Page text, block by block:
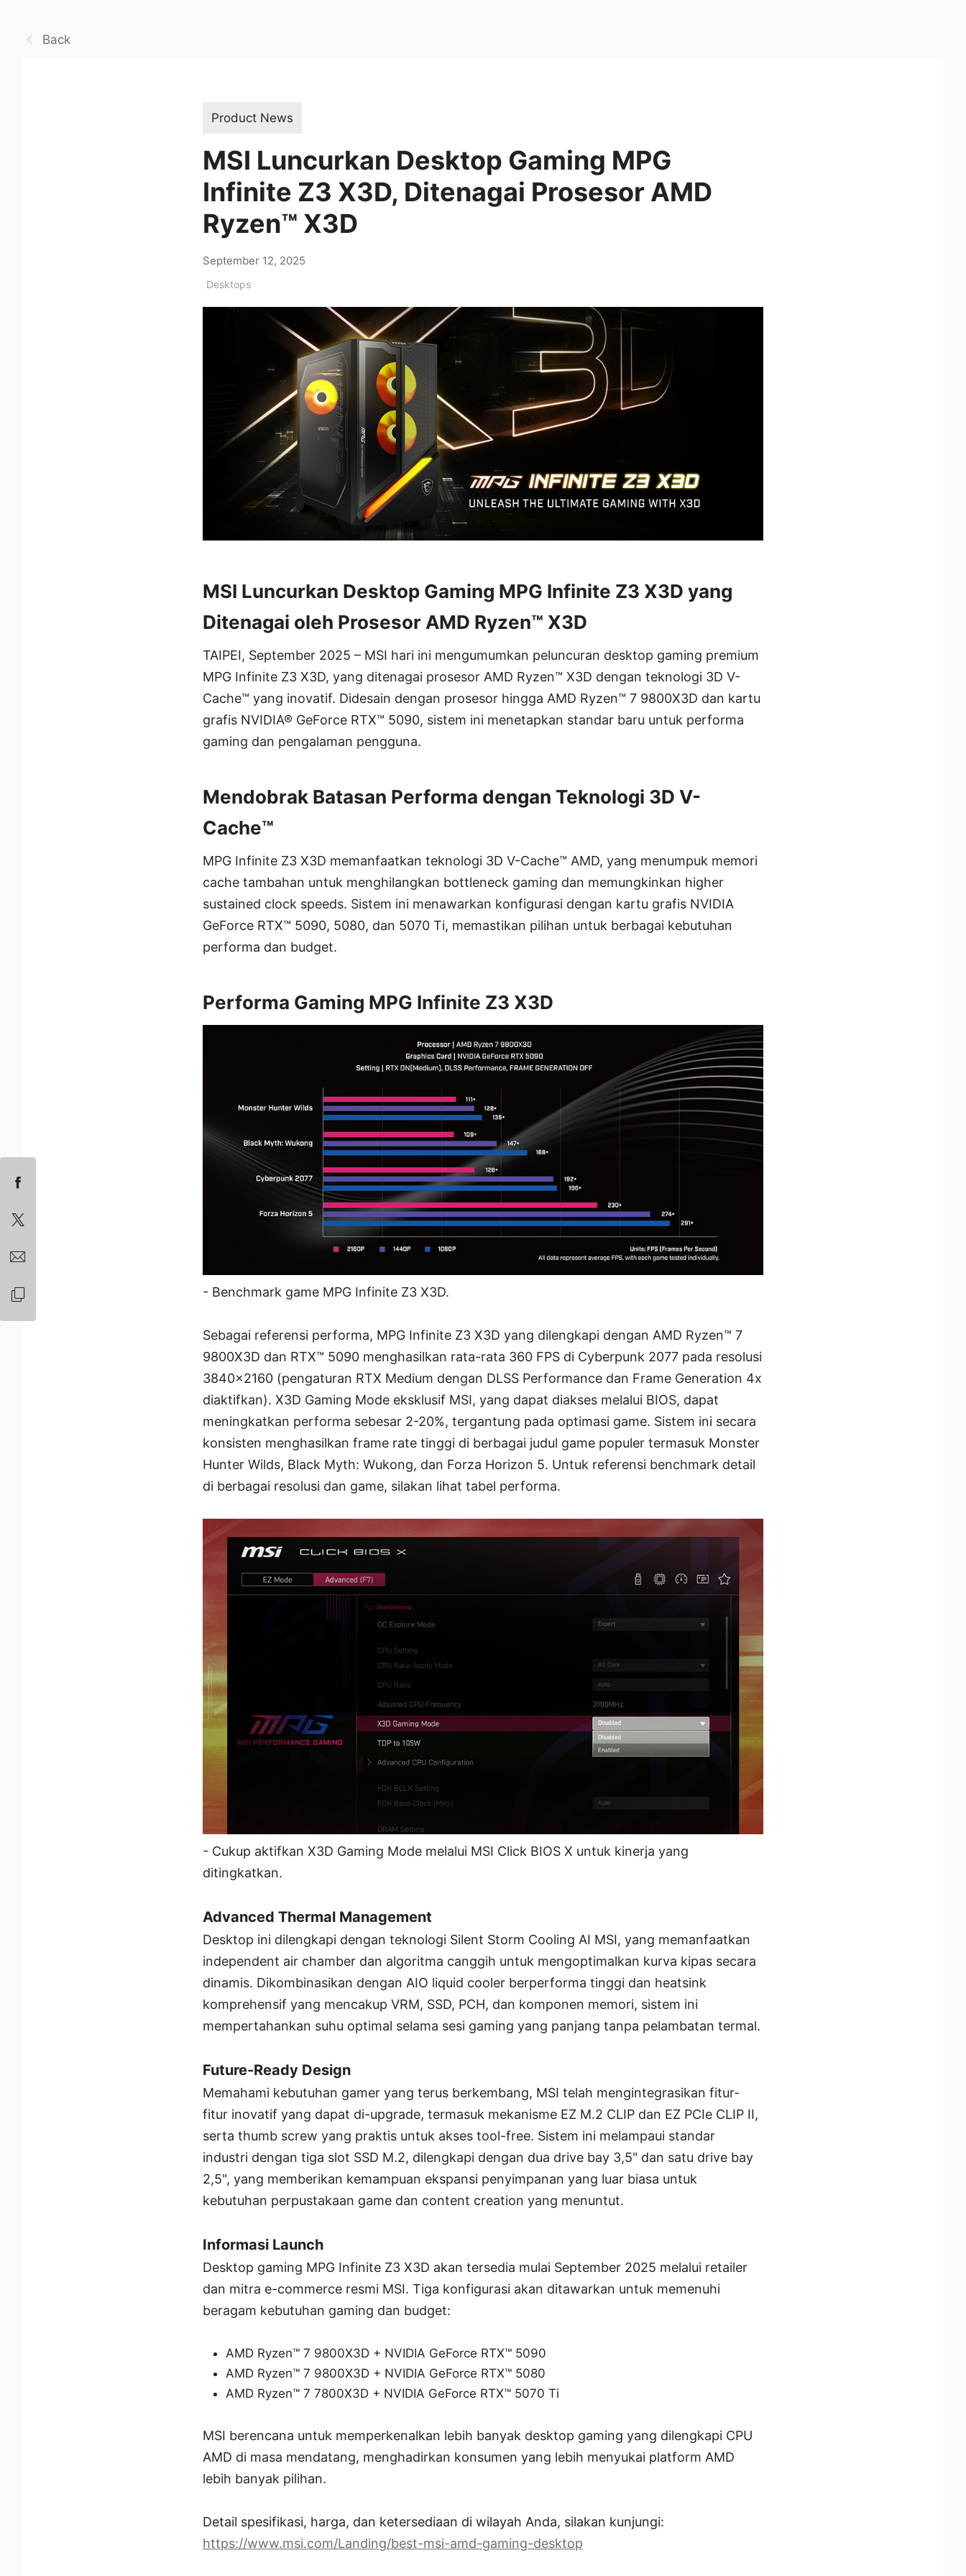
Back
Product News
MSI Luncurkan Desktop Gaming MPG
Infinite Z3 X3D, Ditenagai Prosesor AMD
Ryzen™ X3D
September 12, 2025
Desktops
MSI Luncurkan Desktop Gaming MPG Infinite Z3 X3D yang
Ditenagai oleh Prosesor AMD Ryzen™ X3D
TAIPEI, September 2025 – MSI hari ini mengumumkan peluncuran desktop gaming premium
MPG Infinite Z3 X3D, yang ditenagai prosesor AMD Ryzen™ X3D dengan teknologi 3D V-
Cache™ yang inovatif. Didesain dengan prosesor hingga AMD Ryzen™ 7 9800X3D dan kartu
grafis NVIDIA® GeForce RTX™ 5090, sistem ini menetapkan standar baru untuk performa
gaming dan pengalaman pengguna.
Mendobrak Batasan Performa dengan Teknologi 3D V-
Cache™
MPG Infinite Z3 X3D memanfaatkan teknologi 3D V-Cache™ AMD, yang menumpuk memori
cache tambahan untuk menghilangkan bottleneck gaming dan memungkinkan higher
sustained clock speeds. Sistem ini menawarkan konfigurasi dengan kartu grafis NVIDIA
GeForce RTX™ 5090, 5080, dan 5070 Ti, memastikan pilihan untuk berbagai kebutuhan
performa dan budget.
Performa Gaming MPG Infinite Z3 X3D
- Benchmark game MPG Infinite Z3 X3D.
Sebagai referensi performa, MPG Infinite Z3 X3D yang dilengkapi dengan AMD Ryzen™ 7
9800X3D dan RTX™ 5090 menghasilkan rata-rata 360 FPS di Cyberpunk 2077 pada resolusi
3840x2160 (pengaturan RTX Medium dengan DLSS Performance dan Frame Generation 4x
diaktifkan). X3D Gaming Mode eksklusif MSI, yang dapat diakses melalui BIOS, dapat
meningkatkan performa sebesar 2-20%, tergantung pada optimasi game. Sistem ini secara
konsisten menghasilkan frame rate tinggi di berbagai judul game populer termasuk Monster
Hunter Wilds, Black Myth: Wukong, dan Forza Horizon 5. Untuk referensi benchmark detail
di berbagai resolusi dan game, silakan lihat tabel performa.
- Cukup aktifkan X3D Gaming Mode melalui MSI Click BIOS X untuk kinerja yang
ditingkatkan.
Advanced Thermal Management
Desktop ini dilengkapi dengan teknologi Silent Storm Cooling AI MSI, yang memanfaatkan
independent air chamber dan algoritma canggih untuk mengoptimalkan kurva kipas secara
dinamis. Dikombinasikan dengan AIO liquid cooler berperforma tinggi dan heatsink
komprehensif yang mencakup VRM, SSD, PCH, dan komponen memori, sistem ini
mempertahankan suhu optimal selama sesi gaming yang panjang tanpa pelambatan termal.
Future-Ready Design
Memahami kebutuhan gamer yang terus berkembang, MSI telah mengintegrasikan fitur-
fitur inovatif yang dapat di-upgrade, termasuk mekanisme EZ M.2 CLIP dan EZ PCIe CLIP II,
serta thumb screw yang praktis untuk akses tool-free. Sistem ini melampaui standar
industri dengan tiga slot SSD M.2, dilengkapi dengan dua drive bay 3,5" dan satu drive bay
2,5", yang memberikan kemampuan ekspansi penyimpanan yang luar biasa untuk
kebutuhan perpustakaan game dan content creation yang menuntut.
Informasi Launch
Desktop gaming MPG Infinite Z3 X3D akan tersedia mulai September 2025 melalui retailer
dan mitra e-commerce resmi MSI. Tiga konfigurasi akan ditawarkan untuk memenuhi
beragam kebutuhan gaming dan budget:
AMD Ryzen™ 7 9800X3D + NVIDIA GeForce RTX™ 5090
AMD Ryzen™ 7 9800X3D + NVIDIA GeForce RTX™ 5080
AMD Ryzen™ 7 7800X3D + NVIDIA GeForce RTX™ 5070 Ti
MSI berencana untuk memperkenalkan lebih banyak desktop gaming yang dilengkapi CPU
AMD di masa mendatang, menghadirkan konsumen yang lebih menyukai platform AMD
lebih banyak pilihan.
Detail spesifikasi, harga, dan ketersediaan di wilayah Anda, silakan kunjungi:
https://www.msi.com/Landing/best-msi-amd-gaming-desktop